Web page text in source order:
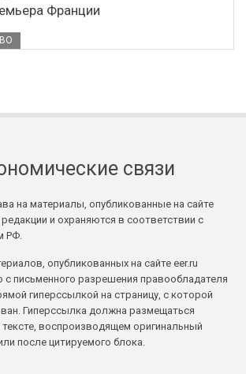
Франции
связи
на материалы, опубликованные на сайте
и охраняются в соответствии с
РФ.
опубликованных на сайте eer.ru
с письменного разрешения правообладателя
гиперссылкой на страницу, с которой
Гиперссылка должна размещаться
воспроизводящем оригинальный
после цитируемого блока.